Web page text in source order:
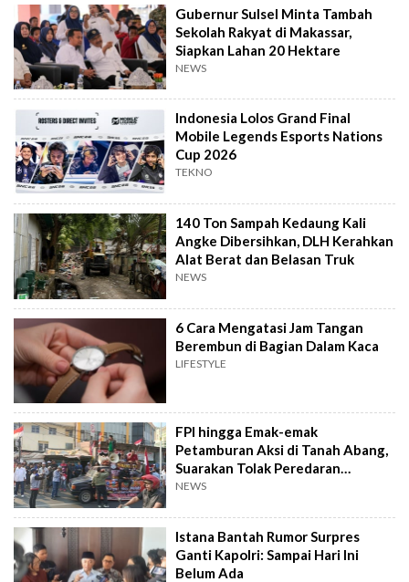
Gubernur Sulsel Minta Tambah
Sekolah Rakyat di Makassar,
Siapkan Lahan 20 Hektare
NEWS
Indonesia Lolos Grand Final
Mobile Legends Esports Nations
Cup 2026
TEKNO
140 Ton Sampah Kedaung Kali
Angke Dibersihkan, DLH Kerahkan
Alat Berat dan Belasan Truk
NEWS
6 Cara Mengatasi Jam Tangan
Berembun di Bagian Dalam Kaca
LIFESTYLE
FPI hingga Emak-emak
Petamburan Aksi di Tanah Abang,
Suarakan Tolak Peredaran
Tramadol
NEWS
Istana Bantah Rumor Surpres
Ganti Kapolri: Sampai Hari Ini
Belum Ada